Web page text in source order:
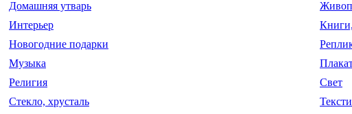
Домашняя утварь
Интерьер
Новогодние подарки
Музыка
Религия
Свет
Стекло, хрусталь